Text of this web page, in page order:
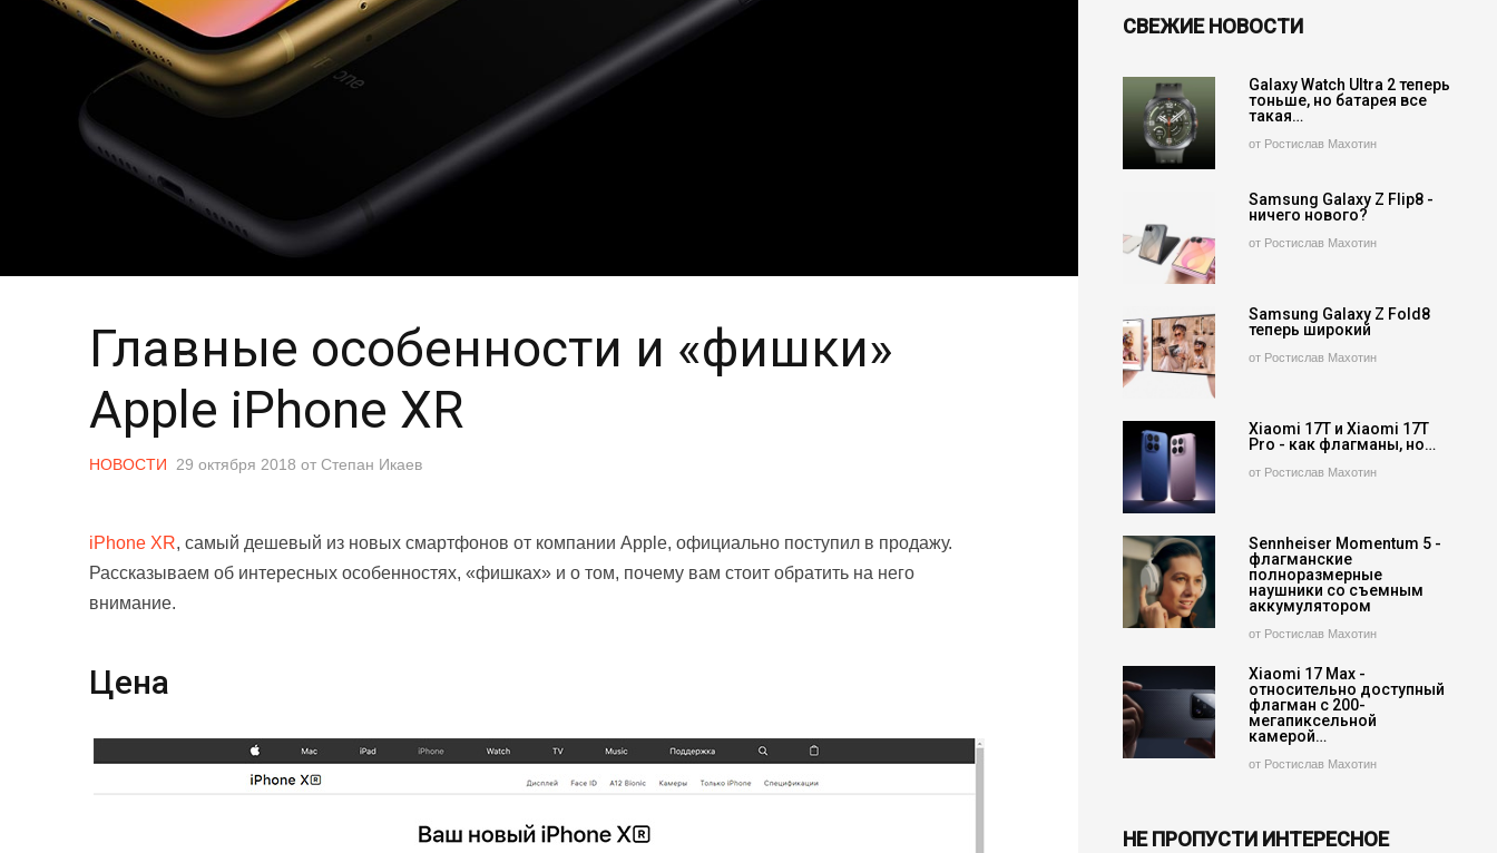
Главные особенности и «фишки»
Apple iPhone XR
НОВОСТИ 29 октября 2018 от Степан Икаев
iPhone XR, самый дешевый из новых смартфонов от компании Apple, официально поступил в продажу.
Рассказываем об интересных особенностях, «фишках» и о том, почему вам стоит обратить на него
внимание.
Цена
СВЕЖИЕ НОВОСТИ
Galaxy Watch Ultra 2 теперь
тоньше, но батарея все
такая…
от Ростислав Махотин
Samsung Galaxy Z Flip8 -
ничего нового?
от Ростислав Махотин
Samsung Galaxy Z Fold8
теперь широкий
от Ростислав Махотин
Xiaomi 17T и Xiaomi 17T
Pro - как флагманы, но…
от Ростислав Махотин
Sennheiser Momentum 5 -
флагманские
полноразмерные
наушники со съемным
аккумулятором
от Ростислав Махотин
Xiaomi 17 Max -
относительно доступный
флагман с 200-
мегапиксельной
камерой…
от Ростислав Махотин
НЕ ПРОПУСТИ ИНТЕРЕСНОЕ